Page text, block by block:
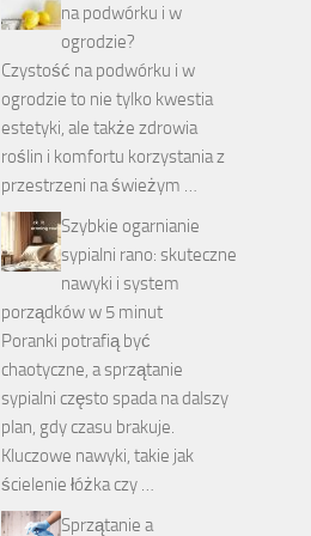
na podwórku i w
ogrodzie?
Czystość na podwórku i w
ogrodzie to nie tylko kwestia
estetyki, ale także zdrowia
roślin i komfortu korzystania z
przestrzeni na świeżym …
Szybkie ogarnianie
sypialni rano: skuteczne
nawyki i system
porządków w 5 minut
Poranki potrafią być
chaotyczne, a sprzątanie
sypialni często spada na dalszy
plan, gdy czasu brakuje.
Kluczowe nawyki, takie jak
ścielenie łóżka czy …
Sprzątanie a